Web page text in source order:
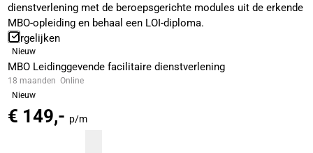
dienstverlening met de beroepsgerichte modules uit de erkende
MBO-opleiding en behaal een LOI-diploma.
Vergelijken
Nieuw
MBO Leidinggevende facilitaire dienstverlening
18 maanden Online
Nieuw
€ 149,- p/m